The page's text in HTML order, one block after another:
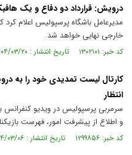
درویش: قرارداد دو دفاع و یک
مدیرعامل باشگاه پرسپولیس اعلام
خارجی نهایی خواهد شد.
کد خبر: ۱۳۰۲۱۰۱ تاریخ انتشار : ۱۴۰۴/۰۳/۲۰
کارتال لیست تمدیدی خود را به
انتظار
سرمربی پرسپولیس در ویدیو کنفرانس
و اطلاع از پیشرفت امور، فهرست
کد خبر: ۱۲۹۹۸۵۶ تاریخ انتشار : ۱۴۰۴/۰۳/۰۶